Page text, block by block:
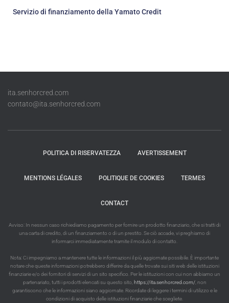
Servizio di finanziamento della Yamato Credit
ita.senhorcred.com
contato@ita.senhorcred.com
POLITICA DI RISERVATEZZA AVERTISSEMENT
MENTIONS LÉGALES POLITIQUE DE COOKIES TERMES
CONTACT
Avviso: In nessun caso richiediamo pagamento per fornire un prodotto finanziario, che si tratti di
una carta di credito, di un finanziamento o di un prestito. Se ciò accade, vi preghiamo di
informarci immediatamente tramite il modulo di contatto.
Nota: Ci impegniamo a mantenere tutte le informazioni il più aggiornate possibile. È importante
notare che queste informazioni potrebbero differire da quelle trovate sui siti web delle istituzioni
finanziarie e/o dei fornitori di servizi di un sito specifico. Per le istituzioni con cui non abbiamo un
partenariato, tutti i prodotti elencati su questo sito, https://ita.senhorcred.com/, non
garantiscono che le informazioni siano aggiornate. Ricordate di leggere i termini di utilizzo e le
condizioni di acquisto delle istituzioni finanziarie che scegliete.